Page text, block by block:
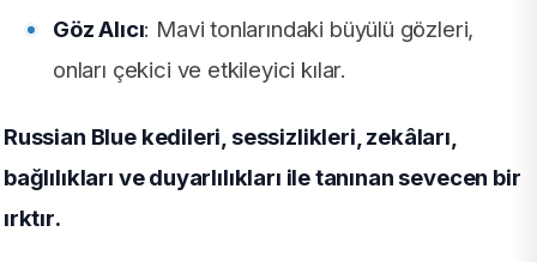
Göz Alıcı: Mavi tonlarındaki büyülü gözleri,
onları çekici ve etkileyici kılar.
Russian Blue kedileri, sessizlikleri, zekâları,
bağlılıkları ve duyarlılıkları ile tanınan sevecen bir
ırktır.